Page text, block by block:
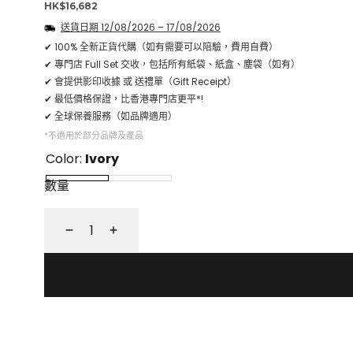
正
價
格
HK$16,682
送貨日期 12/08/2026 –17/08/2026
✔ 100% 全新正貨代購（如有需要可以陪驗，費用自費）
✔ 專門店 Full Set 交收，包括所有紙袋、紙盒、塵袋（如有）
✔ 會提供影印收據 或 送禮單（Gift Receipt）
✔ 最低價格保證，比香港專門店更平*!
✔ 全球保養服務（如品牌適用）
*不適用於部分品牌及產品
Color: Ivory
數量
少
增
加